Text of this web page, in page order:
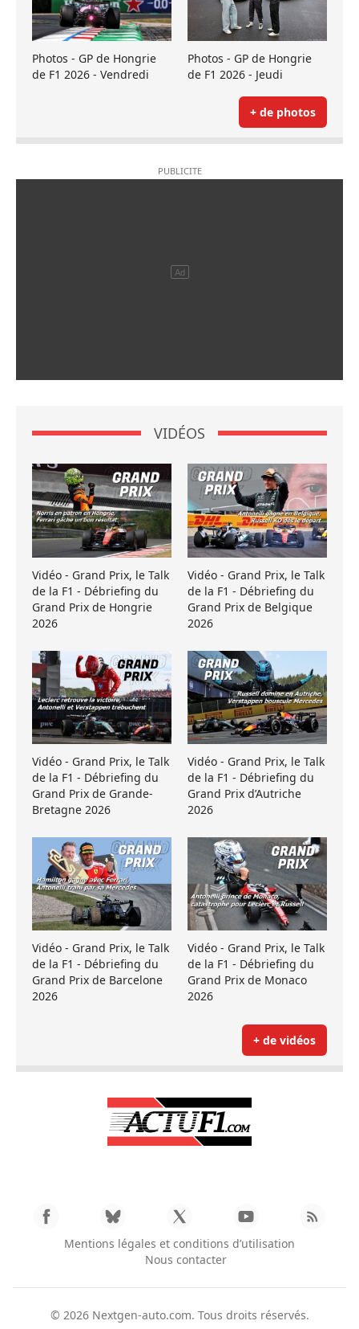
Photos - GP de Hongrie
de F1 2026 - Vendredi
Photos - GP de Hongrie
de F1 2026 - Jeudi
+ de photos
VIDÉOS
Vidéo - Grand Prix, le Talk
de la F1 - Débriefing du
Grand Prix de Hongrie
2026
Vidéo - Grand Prix, le Talk
de la F1 - Débriefing du
Grand Prix de Belgique
2026
Vidéo - Grand Prix, le Talk
de la F1 - Débriefing du
Grand Prix de Grande-
Bretagne 2026
Vidéo - Grand Prix, le Talk
de la F1 - Débriefing du
Grand Prix d’Autriche
2026
Vidéo - Grand Prix, le Talk
de la F1 - Débriefing du
Grand Prix de Barcelone
2026
Vidéo - Grand Prix, le Talk
de la F1 - Débriefing du
Grand Prix de Monaco
2026
+ de vidéos
Mentions légales et conditions d’utilisation
Nous contacter
© 2026 Nextgen-auto.com. Tous droits réservés.